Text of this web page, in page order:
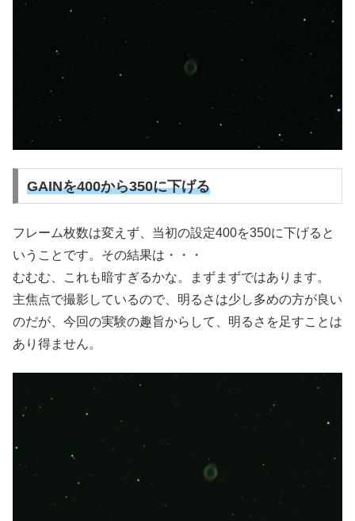
GAINを400から350に下げる
フレーム枚数は変えず、当初の設定400を350に下げると
いうことです。その結果は・・・
むむむ、これも暗すぎるかな。まずまずではあります。
主焦点で撮影しているので、明るさは少し多めの方が良い
のだが、今回の実験の趣旨からして、明るさを足すことは
あり得ません。